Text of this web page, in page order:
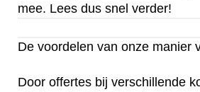
mee. Lees dus snel verder!
De voordelen van onze manier
Door offertes bij verschillende